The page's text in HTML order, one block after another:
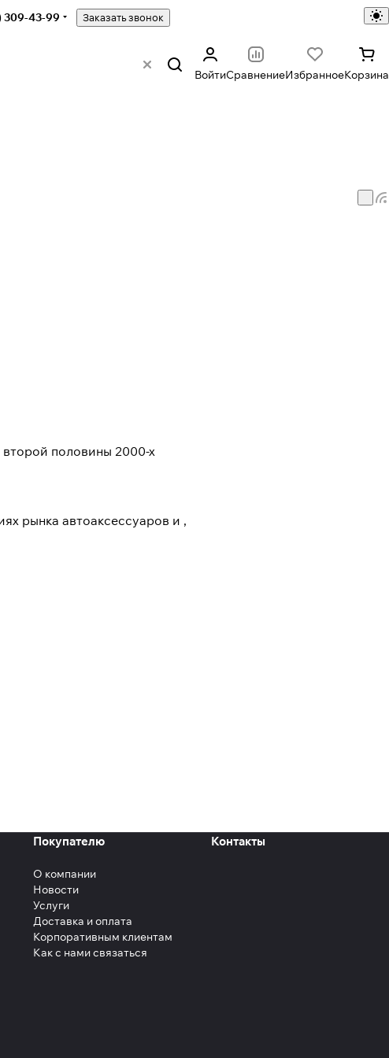
309-43-99 Заказать звонок
ВойтиСравнениеИзбранноеКорзина
половины 2000-х
рынка автоаксессуаров и ,
– экспертах по товарным
Покупателю
О компании
Новости
Услуги
Доставка и оплата
Корпоративным клиентам
Как с нами связаться
Контакты